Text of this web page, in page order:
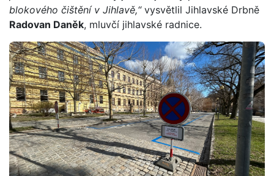
blokového čištění v Jihlavě,“vysvětlil Jihlavské Drbně
Radovan Daněk, mluvčí jihlavské radnice.